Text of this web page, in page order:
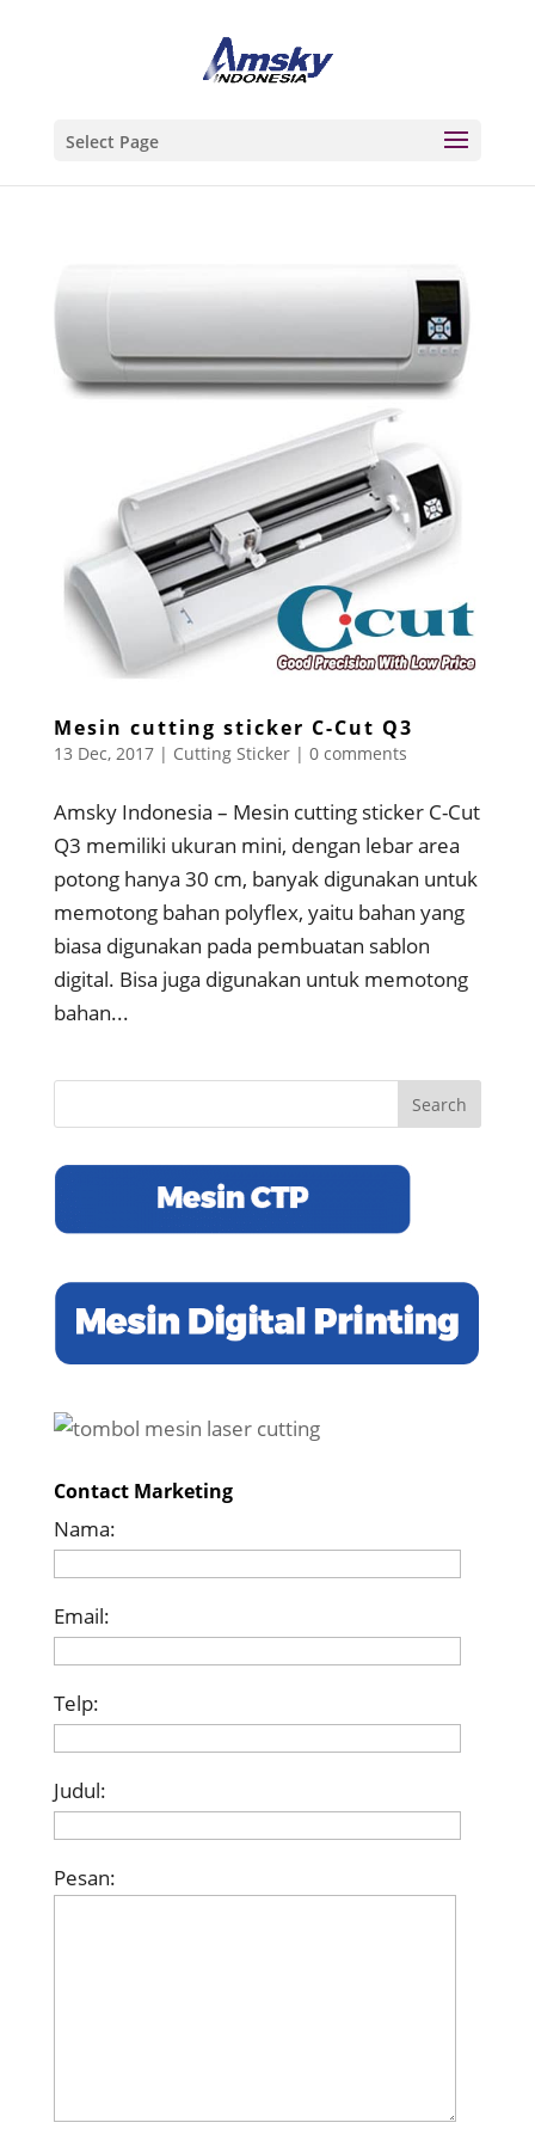
Select Page
Mesin cutting sticker C-Cut Q3
13 Dec, 2017| Cutting Sticker| 0 comments
Amsky Indonesia – Mesin cutting sticker C-Cut
Q3 memiliki ukuran mini, dengan lebar area
potong hanya 30 cm, banyak digunakan untuk
memotong bahan polyflex, yaitu bahan yang
biasa digunakan pada pembuatan sablon
digital. Bisa juga digunakan untuk memotong
bahan...
Contact Marketing
Nama:
Email:
Telp:
Judul:
Pesan: